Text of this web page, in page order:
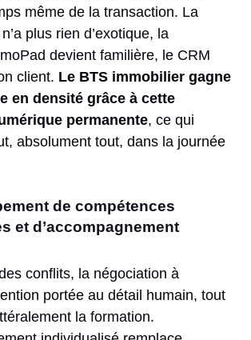
même de la transaction. La
plus rien d’exotique, la
devient familière, le CRM
client. Le BTS immobilier gagne
en densité grâce à cette
permanente, ce qui
absolument tout, dans la journée
de compétences
et d’accompagnement
conflits, la négociation à
portée au détail humain, tout
la formation.